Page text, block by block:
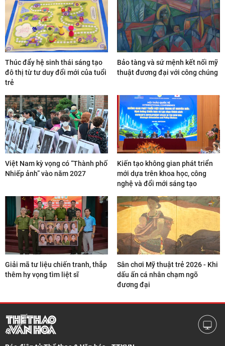
Thúc đẩy hệ sinh thái sáng tạo
đô thị từ tư duy đổi mới của tuổi
trẻ
Bảo tàng và sứ mệnh kết nối mỹ
thuật đương đại với công chúng
Việt Nam kỳ vọng có “Thành phố
Nhiếp ảnh” vào năm 2027
Kiến tạo không gian phát triển
mới dựa trên khoa học, công
nghệ và đổi mới sáng tạo
Giải mã tư liệu chiến tranh, thắp
thêm hy vọng tìm liệt sĩ
Sân chơi Mỹ thuật trẻ 2026 - Khi
dấu ấn cá nhân chạm ngõ
đương đại